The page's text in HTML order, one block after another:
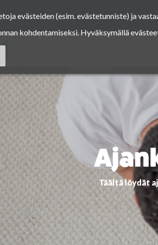
Täältä löydät
evästeiden (esim. evästetunniste) ja
kohdentamiseksi. Hyväksymällä